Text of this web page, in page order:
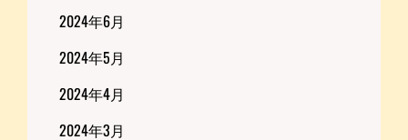
2024年6月
2024年5月
2024年4月
2024年3月